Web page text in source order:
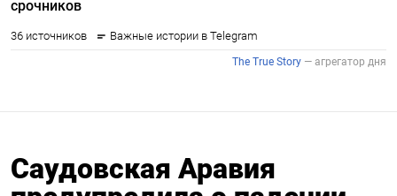
Саудовская Аравия